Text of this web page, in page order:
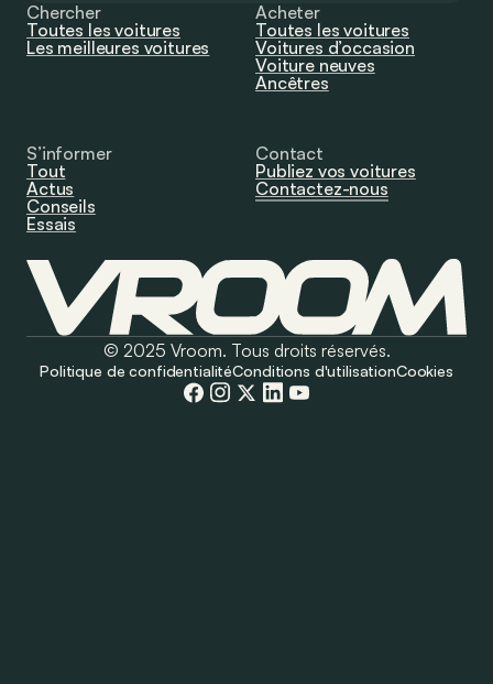
Chercher
Toutes les voitures
Les meilleures voitures
Acheter
Toutes les voitures
Voitures d’occasion
Voiture neuves
Ancêtres
S’informer
Tout
Actus
Conseils
Essais
Contact
Publiez vos voitures
Contactez-nous
© 2025 Vroom. Tous droits réservés.
Politique de confidentialitéConditions d'utilisationCookies